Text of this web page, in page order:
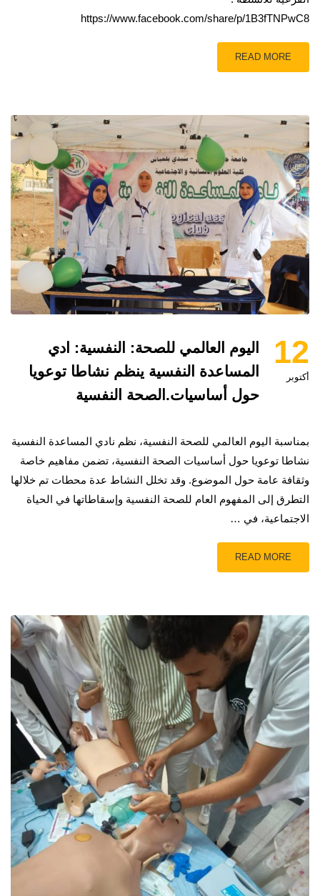
https://www.facebook.com/share/p/1B3fTNPwC8
READ MORE
12
أكتوبر
اليوم العالمي للصحة: النفسية: ادي
المساعدة النفسية ينظم نشاطا توعويا
حول أساسيات.الصحة النفسية
بمناسبة اليوم العالمي للصحة النفسية، نظم نادي المساعدة النفسية
نشاطا توعويا حول أساسيات الصحة النفسية، تضمن مفاهيم خاصة
وثقافة عامة حول الموضوع. وقد تخلل النشاط عدة محطات تم خلالها
التطرق إلى المفهوم العام للصحة النفسية وإسقاطاتها في الحياة
الاجتماعية، في …
READ MORE